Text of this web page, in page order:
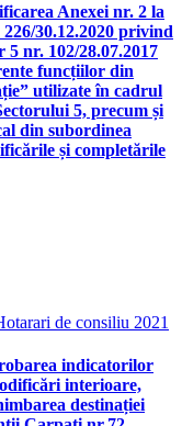
Anexei nr. 2 la
30.12.2020 privind
nr. 102/28.07.2017
funcțiilor din
utilizate în cadrul
5, precum și
din subordinea
și completările
de consiliu 2021
indicatorilor
interioare,
destinației